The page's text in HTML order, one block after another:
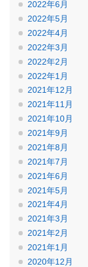
2022年6月
2022年5月
2022年4月
2022年3月
2022年2月
2022年1月
2021年12月
2021年11月
2021年10月
2021年9月
2021年8月
2021年7月
2021年6月
2021年5月
2021年4月
2021年3月
2021年2月
2021年1月
2020年12月